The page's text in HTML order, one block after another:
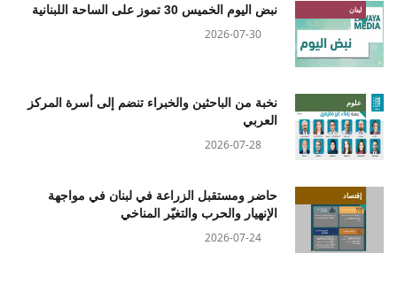
لبنان نبض اليوم الخميس 30 تموز على الساحة اللبنانية
2026-07-30
علوم
نخبة من الباحثين والخبراء تنضم إلى أسرة المركز
العربي
2026-07-28
إقتصاد
حاضر ومستقبل الزراعة في لبنان في مواجهة
الإنهيار والحرب والتغيّر المناخي
2026-07-24